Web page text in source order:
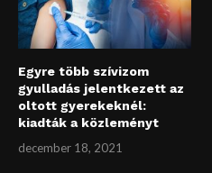
Egyre több szívizom
gyulladás jelentkezett az
oltott gyerekeknél:
kiadták a közleményt
december 18, 2021